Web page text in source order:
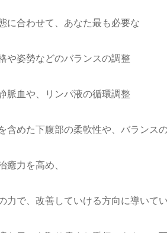
に合わせて、あなた最も必要な
や姿勢などのバランスの調整
脈血や、リンパ液の循環調整
含めた下腹部の柔軟性や、バランス
癒力を高め、
力で、改善していける方向に導いてい